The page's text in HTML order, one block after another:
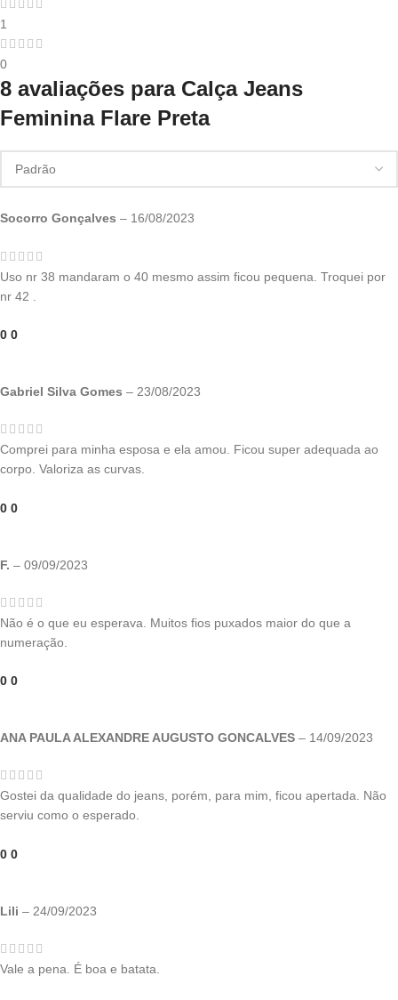
1
0
8 avaliações para Calça Jeans
Feminina Flare Preta
Socorro Gonçalves – 16/08/2023
Uso nr 38 mandaram o 40 mesmo assim ficou pequena. Troquei por
nr 42 .
0 0
Gabriel Silva Gomes – 23/08/2023
Comprei para minha esposa e ela amou. Ficou super adequada ao
corpo. Valoriza as curvas.
0 0
F. – 09/09/2023
Não é o que eu esperava. Muitos fios puxados maior do que a
numeração.
0 0
ANA PAULA ALEXANDRE AUGUSTO GONCALVES – 14/09/2023
Gostei da qualidade do jeans, porém, para mim, ficou apertada. Não
serviu como o esperado.
0 0
Lili – 24/09/2023
Vale a pena. É boa e batata.